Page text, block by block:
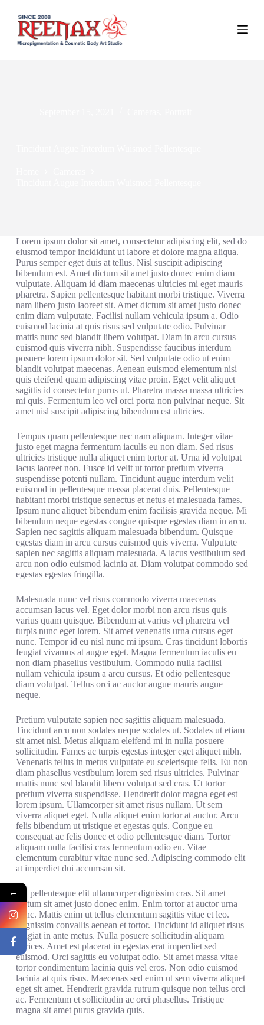
Lorem ipsum dolor sit amet, consectetur adipiscing elit, sed do
eiusmod tempor incididunt ut labore et dolore magna aliqua.
Purus semper eget duis at tellus. Nisl suscipit adipiscing
bibendum est. Amet dictum sit amet justo donec enim diam
vulputate. Aliquam id diam maecenas ultricies mi eget mauris
pharetra. Sapien pellentesque habitant morbi tristique. Viverra
nam libero justo laoreet sit. Amet dictum sit amet justo donec
enim diam vulputate. Facilisi nullam vehicula ipsum a. Odio
euismod lacinia at quis risus sed vulputate odio. Pulvinar
mattis nunc sed blandit libero volutpat. Diam in arcu cursus
euismod quis viverra nibh. Suspendisse faucibus interdum
posuere lorem ipsum dolor sit. Sed vulputate odio ut enim
blandit volutpat maecenas. Aenean euismod elementum nisi
quis eleifend quam adipiscing vitae proin. Eget velit aliquet
sagittis id consectetur purus ut. Pharetra massa massa ultricies
mi quis. Fermentum leo vel orci porta non pulvinar neque. Sit
amet nisl suscipit adipiscing bibendum est ultricies.
Tempus quam pellentesque nec nam aliquam. Integer vitae
justo eget magna fermentum iaculis eu non diam. Sed risus
ultricies tristique nulla aliquet enim tortor at. Urna id volutpat
lacus laoreet non. Fusce id velit ut tortor pretium viverra
suspendisse potenti nullam. Tincidunt augue interdum velit
euismod in pellentesque massa placerat duis. Pellentesque
habitant morbi tristique senectus et netus et malesuada fames.
Ipsum nunc aliquet bibendum enim facilisis gravida neque. Mi
bibendum neque egestas congue quisque egestas diam in arcu.
Sapien nec sagittis aliquam malesuada bibendum. Quisque
egestas diam in arcu cursus euismod quis viverra. Vulputate
sapien nec sagittis aliquam malesuada. A lacus vestibulum sed
arcu non odio euismod lacinia at. Diam volutpat commodo sed
egestas egestas fringilla.
Malesuada nunc vel risus commodo viverra maecenas
accumsan lacus vel. Eget dolor morbi non arcu risus quis
varius quam quisque. Bibendum at varius vel pharetra vel
turpis nunc eget lorem. Sit amet venenatis urna cursus eget
nunc. Tempor id eu nisl nunc mi ipsum. Cras tincidunt lobortis
feugiat vivamus at augue eget. Magna fermentum iaculis eu
non diam phasellus vestibulum. Commodo nulla facilisi
nullam vehicula ipsum a arcu cursus. Et odio pellentesque
diam volutpat. Tellus orci ac auctor augue mauris augue
neque.
Pretium vulputate sapien nec sagittis aliquam malesuada.
Tincidunt arcu non sodales neque sodales ut. Sodales ut etiam
sit amet nisl. Metus aliquam eleifend mi in nulla posuere
sollicitudin. Fames ac turpis egestas integer eget aliquet nibh.
Venenatis tellus in metus vulputate eu scelerisque felis. Eu non
diam phasellus vestibulum lorem sed risus ultricies. Pulvinar
mattis nunc sed blandit libero volutpat sed cras. Ut tortor
pretium viverra suspendisse. Hendrerit dolor magna eget est
lorem ipsum. Ullamcorper sit amet risus nullam. Ut sem
viverra aliquet eget. Nulla aliquet enim tortor at auctor. Arcu
felis bibendum ut tristique et egestas quis. Congue eu
consequat ac felis donec et odio pellentesque diam. Tortor
aliquam nulla facilisi cras fermentum odio eu. Vitae
elementum curabitur vitae nunc sed. Adipiscing commodo elit
at imperdiet dui accumsan sit.
Est pellentesque elit ullamcorper dignissim cras. Sit amet
dictum sit amet justo donec enim. Enim tortor at auctor urna
nunc. Mattis enim ut tellus elementum sagittis vitae et leo.
Dignissim convallis aenean et tortor. Tincidunt id aliquet risus
feugiat in ante metus. Nulla posuere sollicitudin aliquam
ultrices. Amet est placerat in egestas erat imperdiet sed
euismod. Orci sagittis eu volutpat odio. Sit amet massa vitae
tortor condimentum lacinia quis vel eros. Non odio euismod
lacinia at quis risus. Maecenas sed enim ut sem viverra aliquet
eget sit amet. Hendrerit gravida rutrum quisque non tellus orci
ac. Fermentum et sollicitudin ac orci phasellus. Tristique
magna sit amet purus gravida quis.
←